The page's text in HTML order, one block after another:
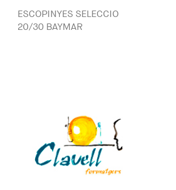
ESCOPINYES SELECCIO
20/30 BAYMAR